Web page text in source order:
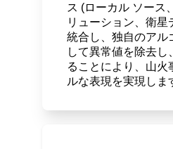
ス (ローカル ソース
リューション、衛星
統合し、独自のアル
して異常値を除去し
ることにより、山火
ルな表現を実現しま